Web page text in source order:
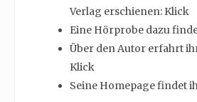
Verlag erschienen: Klick
Eine Hörprobe dazu
Über den Autor erfahrt
Klick
Seine Homepage findet